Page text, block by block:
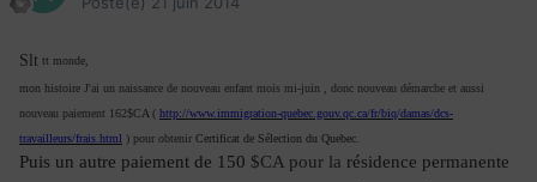
Slt tt monde,
mon histoire J'ai un naissance de nouveau enfant mois mi-juin , donc nouveau démarche et aussi
nouveau paiement 162$CA( http://www.immigration-quebec.gouv.qc.ca/fr/biq/damas/dcs-
travailleurs/frais.html ) pour obtenir Certificat de Sélection du Quebec.
Puis un autre paiement de 150 $CA pour la résidence permanente